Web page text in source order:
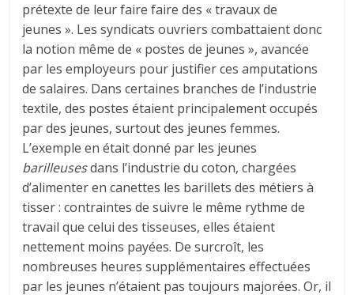
prétexte de leur faire faire des « travaux de
jeunes ». Les syndicats ouvriers combattaient donc
la notion même de « postes de jeunes », avancée
par les employeurs pour justifier ces amputations
de salaires. Dans certaines branches de l’industrie
textile, des postes étaient principalement occupés
par des jeunes, surtout des jeunes femmes.
L’exemple en était donné par les jeunes
barilleusesdans l’industrie du coton, chargées
d’alimenter en canettes les barillets des métiers à
tisser : contraintes de suivre le même rythme de
travail que celui des tisseuses, elles étaient
nettement moins payées. De surcroît, les
nombreuses heures supplémentaires effectuées
par les jeunes n’étaient pas toujours majorées. Or, il